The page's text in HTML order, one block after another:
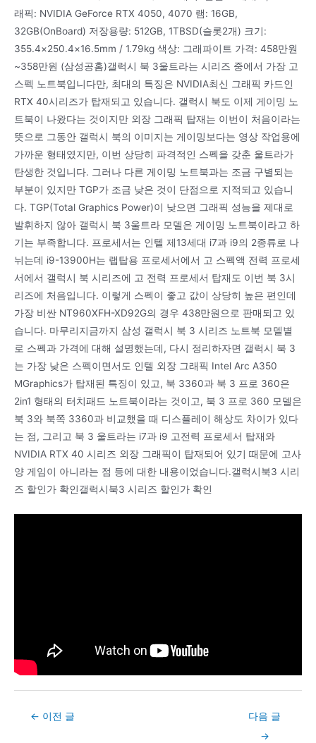
래픽: NVIDIA GeForce RTX 4050, 4070 램: 16GB,
32GB(OnBoard) 저장용량: 512GB, 1TBSD(슬롯2개) 크기:
355.4×250.4×16.5mm / 1.79kg 색상: 그래파이트 가격: 458만원
~358만원 (삼성공홈)갤럭시 북 3울트라는 시리즈 중에서 가장 고
스펙 노트북입니다만, 최대의 특징은 NVIDIA최신 그래픽 카드인
RTX 40시리즈가 탑재되고 있습니다. 갤럭시 북도 이제 게이밍 노
트북이 나왔다는 것이지만 외장 그래픽 탑재는 이번이 처음이라는
뜻으로 그동안 갤럭시 북의 이미지는 게이밍보다는 영상 작업용에
가까운 형태였지만, 이번 상당히 파격적인 스펙을 갖춘 울트라가
탄생한 것입니다. 그러나 다른 게이밍 노트북과는 조금 구별되는
부분이 있지만 TGP가 조금 낮은 것이 단점으로 지적되고 있습니
다. TGP(Total Graphics Power)이 낮으면 그래픽 성능을 제대로
발휘하지 않아 갤럭시 북 3울트라 모델은 게이밍 노트북이라고 하
기는 부족합니다. 프로세서는 인텔 제13세대 i7과 i9의 2종류로 나
뉘는데 i9-13900H는 랩탑용 프로세서에서 고 스펙액 전력 프로세
서에서 갤럭시 북 시리즈에 고 전력 프로세서 탑재도 이번 북 3시
리즈에 처음입니다. 이렇게 스펙이 좋고 값이 상당히 높은 편인데
가장 비싼 NT960XFH-XD92G의 경우 438만원으로 판매되고 있
습니다. 마무리지금까지 삼성 갤럭시 북 3 시리즈 노트북 모델별
로 스펙과 가격에 대해 설명했는데, 다시 정리하자면 갤럭시 북 3
는 가장 낮은 스펙이면서도 인텔 외장 그래픽 Intel Arc A350
MGraphics가 탑재된 특징이 있고, 북 3360과 북 3 프로 360은
2in1 형태의 터치패드 노트북이라는 것이고, 북 3 프로 360 모델은
북 3와 북쪽 3360과 비교했을 때 디스플레이 해상도 차이가 있다
는 점, 그리고 북 3 울트라는 i7과 i9 고전력 프로세서 탑재와
NVIDIA RTX 40 시리즈 외장 그래픽이 탑재되어 있기 때문에 고사
양 게임이 아니라는 점 등에 대한 내용이었습니다.갤럭시북3 시리
즈 할인가 확인갤럭시북3 시리즈 할인가 확인
Post← 이전 글
다음 글
→